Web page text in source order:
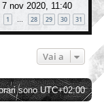
7 nov 2020, 11:40
1 … 28 29 30 31
Vai a
sonoUTC+02:00